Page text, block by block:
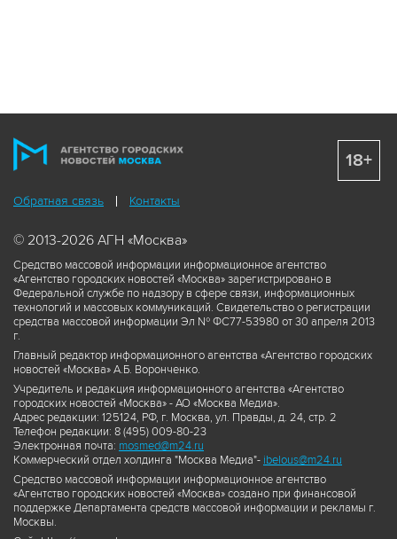
Обратная связь Контакты
© 2013-2026 АГН «Москва»
Средство массовой информации информационное агентство
«Агентство городских новостей «Москва» зарегистрировано в
Федеральной службе по надзору в сфере связи, информационных
технологий и массовых коммуникаций. Свидетельство о регистрации
средства массовой информации Эл № ФС77-53980 от 30 апреля 2013
г.
Главный редактор информационного агентства «Агентство городских
новостей «Москва» А.Б. Воронченко.
Учредитель и редакция информационного агентства «Агентство
городских новостей «Москва» - АО «Москва Медиа».
Адрес редакции: 125124, РФ, г. Москва, ул. Правды, д. 24, стр. 2
Телефон редакции: 8 (495) 009-80-23
Электронная почта: mosmed@m24.ru
Коммерческий отдел холдинга "Москва Медиа"- ibelous@m24.ru
Средство массовой информации информационное агентство
«Агентство городских новостей «Москва» создано при финансовой
поддержке Департамента средств массовой информации и рекламы г.
Москвы.
18+